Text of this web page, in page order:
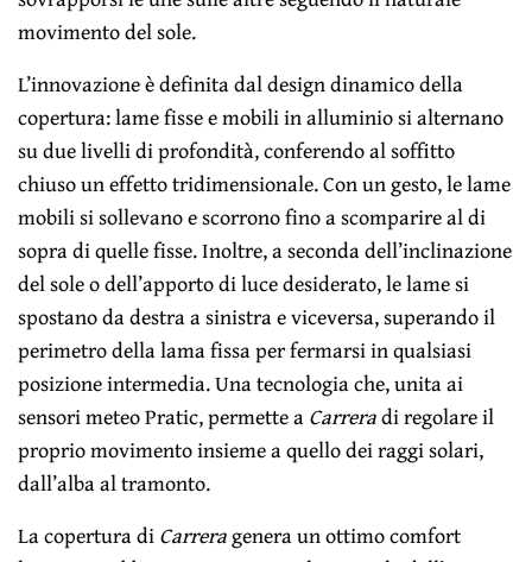
movimento del sole.
L’innovazione è definita dal design dinamico della
copertura: lame fisse e mobili in alluminio si alternano
su due livelli di profondità, conferendo al soffitto
chiuso un effetto tridimensionale. Con un gesto, le lame
mobili si sollevano e scorrono fino a scomparire al di
sopra di quelle fisse. Inoltre, a seconda dell’inclinazione
del sole o dell’apporto di luce desiderato, le lame si
spostano da destra a sinistra e viceversa, superando il
perimetro della lama fissa per fermarsi in qualsiasi
posizione intermedia. Una tecnologia che, unita ai
sensori meteo Pratic, permette aCarreradi regolare il
proprio movimento insieme a quello dei raggi solari,
dall’alba al tramonto.
La copertura diCarreragenera un ottimo comfort